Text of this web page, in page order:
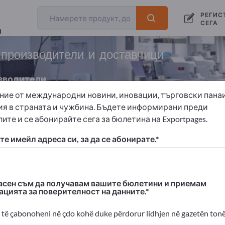
СЕГА
и доставчици
Хирургически инструменти Хирургични игли
контакти >> започнете оттук
и продуктите ви на Exportpages.
публикувайте тук
от международни новини, иновации, търговски
в страната и чужбина. Бъдете информирани преди
и се абонирайте сега за бюлетина на Exportpages.
имейл адреса си, за да се абонирате.
съм да получавам вашите бюлетини и приемам
за поверителност на данните.
të çabonoheni në çdo kohë duke përdorur lidhjen në gazetën